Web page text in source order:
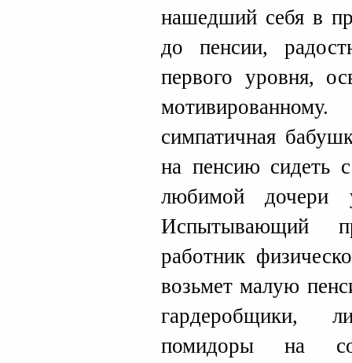
нашедший себя в
до пенсии,
первого уровня,
симпатичная
на пенсию сидеть
любимой дочери
Испытывающий
работник
возьмет малую
гардеробщики,
помидоры на